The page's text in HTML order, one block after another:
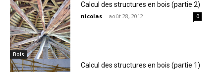
Bois
Calcul des structures en bois (partie 2)
nicolas - août 28, 2012 0
Calcul des structures en bois (partie 1)